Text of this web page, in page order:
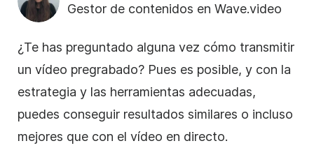
Gestor de contenidos en Wave.video
¿Te has preguntado alguna vez cómo transmitir
un vídeo pregrabado? Pues es posible, y con la
estrategia y las herramientas adecuadas,
puedes conseguir resultados similares o incluso
mejores que con el vídeo en directo.